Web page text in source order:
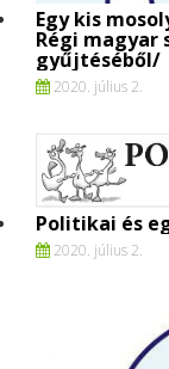
Egy kis
Régi magyar
gyűjtéséből/
2020. július 2.
Politikai és
2020. július 2.